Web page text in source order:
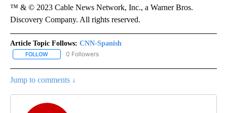
™ & © 2023 Cable News Network, Inc., a Warner Bros.
Discovery Company. All rights reserved.
Article Topic Follows: CNN-Spanish
FOLLOW FOLLOW "CNN-SPANISH" TO RECEIVE NOTIFICATIONS ABOUT
0 Followers
Jump to comments ↓